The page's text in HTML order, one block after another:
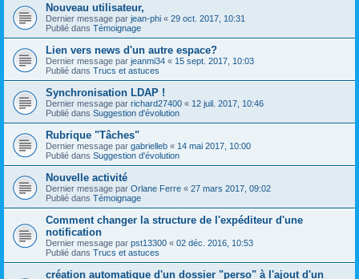
Nouveau utilisateur,
Dernier message par jean-phi « 29 oct. 2017, 10:31
Publié dans Témoignage
Lien vers news d'un autre espace?
Dernier message par jeanmi34 « 15 sept. 2017, 10:03
Publié dans Trucs et astuces
Synchronisation LDAP !
Dernier message par richard27400 « 12 juil. 2017, 10:46
Publié dans Suggestion d'évolution
Rubrique "Tâches"
Dernier message par gabrielleb « 14 mai 2017, 10:00
Publié dans Suggestion d'évolution
Nouvelle activité
Dernier message par Orlane Ferre « 27 mars 2017, 09:02
Publié dans Témoignage
Comment changer la structure de l'expéditeur d'une
notification
Dernier message par pst13300 « 02 déc. 2016, 10:53
Publié dans Trucs et astuces
création automatique d'un dossier "perso" à l'ajout d'un